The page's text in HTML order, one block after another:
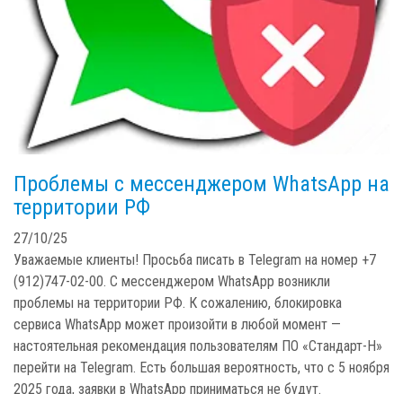
Проблемы с мессенджером WhatsApp на
территории РФ
27/10/25
Уважаемые клиенты! Просьба писать в Telegram на номер +7
(912)747-02-00. С мессенджером WhatsApp возникли
проблемы на территории РФ. К сожалению, блокировка
сервиса WhatsApp может произойти в любой момент —
настоятельная рекомендация пользователям ПО «Стандарт-Н»
перейти на Telegram. Есть большая вероятность, что с 5 ноября
2025 года, заявки в WhatsApp приниматься не будут.